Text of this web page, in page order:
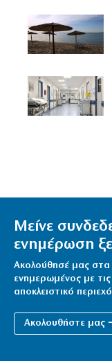
Μείνε
ενημέρωση
Ακολούθησέ μας στα
ενημερωμένος με τις
αποκλειστικό
Ακολουθήστε